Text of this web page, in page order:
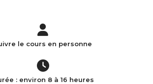
le cours en personne
: environ 8 à 16 heures